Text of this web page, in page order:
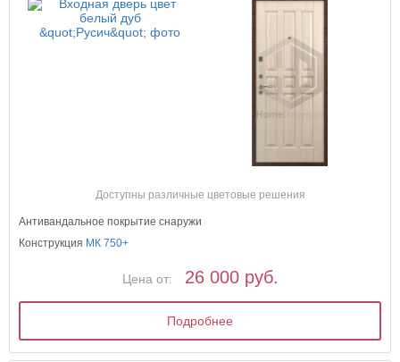
Доступны различные цветовые решения
Антивандальное покрытие снаружи
Конструкция МК 750+
Цена от: 26 000 руб.
Подробнее